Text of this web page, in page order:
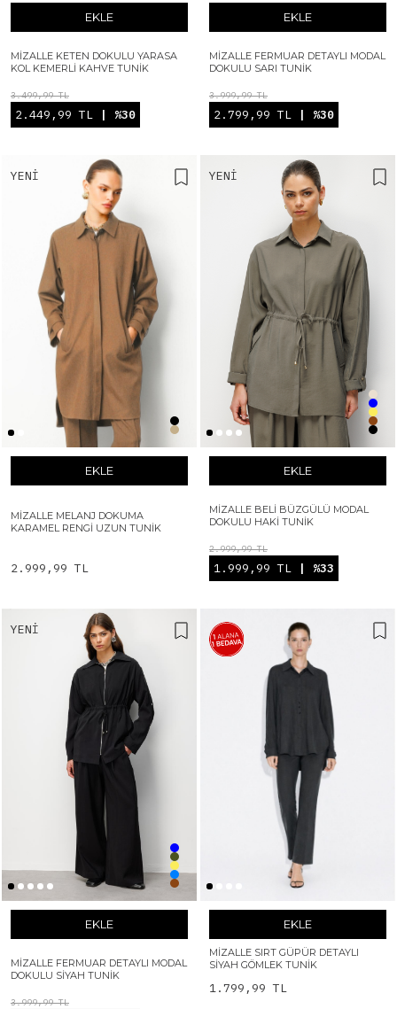
EKLE
MIZALLE KETEN DOKULU YARASA
KOL KEMERLI KAHVE TUNIK
3.499,99 TL
2.449,99 TL | %30
EKLE
MIZALLE FERMUAR DETAYLI MODAL
DOKULU SARI TUNIK
3.999,99 TL
2.799,99 TL | %30
YENI
EKLE
MIZALLE MELANJ DOKUMA
KARAMEL RENGI UZUN TUNIK
2.999,99 TL
YENI
EKLE
MIZALLE BELI BÜZGÜLÜ MODAL
DOKULU HAKI TUNIK
2.999,99 TL
1.999,99 TL | %33
YENI
EKLE
MIZALLE FERMUAR DETAYLI MODAL
DOKULU SIYAH TUNIK
3.999,99 TL
EKLE
MIZALLE SIRT GÜPÜR DETAYLI
SIYAH GÖMLEK TUNIK
1.799,99 TL